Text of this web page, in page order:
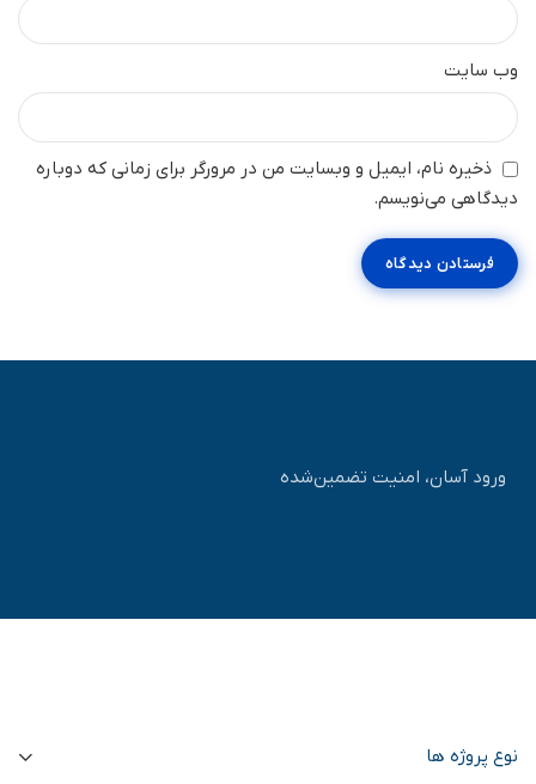
وب‌ سایت
ذخیره نام، ایمیل و وبسایت من در مرورگر برای زمانی که دوباره
دیدگاهی می‌نویسم.
ورود آسان، امنیت تضمین‌شده
نوع پروژه ها